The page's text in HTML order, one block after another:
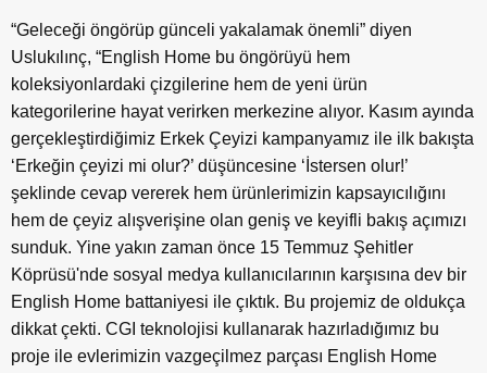
“Geleceği öngörüp günceli yakalamak önemli” diyen
Uslukılınç, “English Home bu öngörüyü hem
koleksiyonlardaki çizgilerine hem de yeni ürün
kategorilerine hayat verirken merkezine alıyor. Kasım ayında
gerçekleştirdiğimiz Erkek Çeyizi kampanyamız ile ilk bakışta
‘Erkeğin çeyizi mi olur?’ düşüncesine ‘İstersen olur!’
şeklinde cevap vererek hem ürünlerimizin kapsayıcılığını
hem de çeyiz alışverişine olan geniş ve keyifli bakış açımızı
sunduk. Yine yakın zaman önce 15 Temmuz Şehitler
Köprüsü'nde sosyal medya kullanıcılarının karşısına dev bir
English Home battaniyesi ile çıktık. Bu projemiz de oldukça
dikkat çekti. CGI teknolojisi kullanarak hazırladığımız bu
proje ile evlerimizin vazgeçilmez parçası English Home